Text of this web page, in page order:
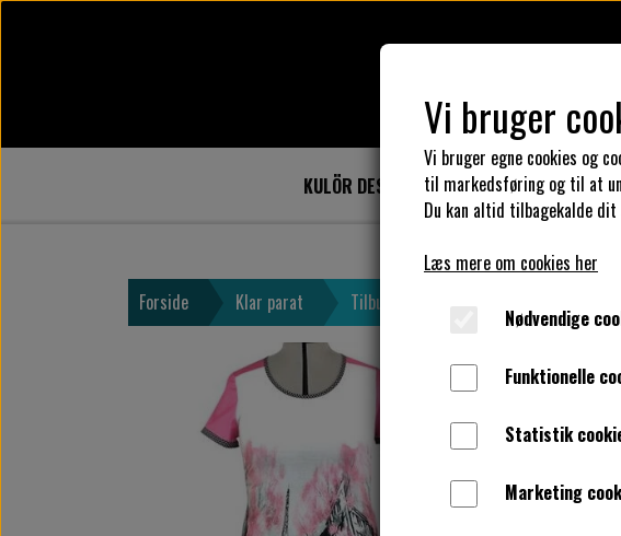
KULÖR DESIGN DESIGN DIN KJOLE
Forside Klar parat Tilbud str. Large
Str.
1.000,00
Varenummer:
Vi bruger
Vi bruger egne cookies og
til markedsføring og til at
Du kan altid tilbagekalde
Læs mere om cookies her
Nødvendige
Funktionelle
Statistik
Marketing